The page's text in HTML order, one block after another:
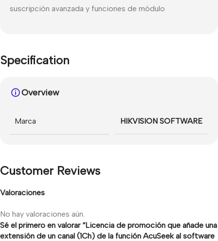
suscripción avanzada y funciones de módulo
Specification
Overview
Marca HIKVISION SOFTWARE
Customer Reviews
Valoraciones
No hay valoraciones aún.
Sé el primero en valorar “Licencia de promoción que añade una
extensión de un canal (1Ch) de la función AcuSeek al software